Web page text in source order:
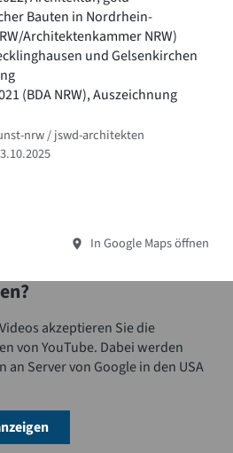
Bauten in Nordrhein-
Architektenkammer NRW)
und Gelsenkirchen
(BDA NRW), Auszeichnung
nrw / jswd-architekten
In Google Maps öffnen
akzeptieren Sie die
von YouTube. Dabei werden
an Server von Google in den USA
& Video anzeigen